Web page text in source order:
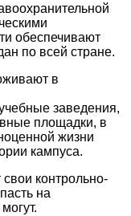
обеспечивают
по всей стране.
в
заведения,
площадки, в
жизни
кампуса.
контрольно-
на